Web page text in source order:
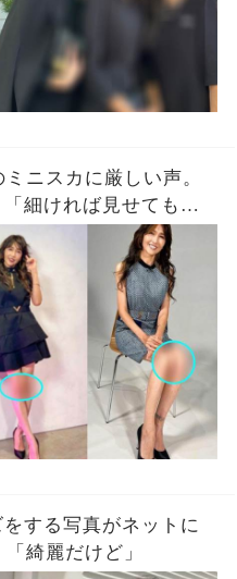
ニスカに厳しい声。
細ければ見せてもい
に」
する写真がネットに
綺麗だけど」